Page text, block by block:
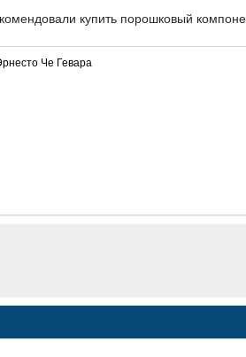
купить порошковый
Че Гевара